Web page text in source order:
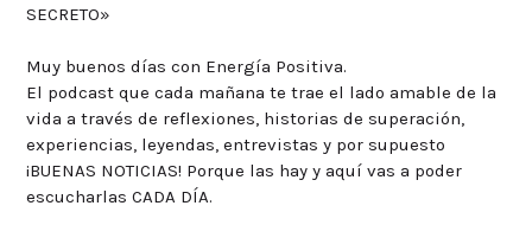
SECRETO»
Muy buenos días con Energía Positiva.
El podcast que cada mañana te trae el lado amable de la
vida a través de reflexiones, historias de superación,
experiencias, leyendas, entrevistas y por supuesto
¡BUENAS NOTICIAS! Porque las hay y aquí vas a poder
escucharlas CADA DÍA.